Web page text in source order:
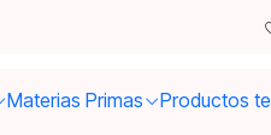
Materias Primas Productos
Moldes y